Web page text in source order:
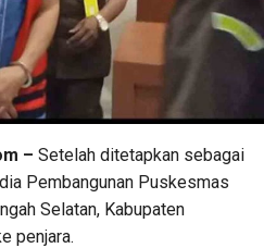
– Setelah ditetapkan sebagai
Pembangunan Puskesmas
Selatan, Kabupaten
penjara.